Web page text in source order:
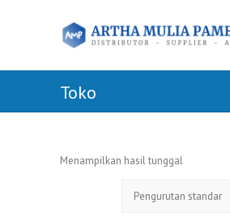
Toko
Menampilkan hasil tunggal